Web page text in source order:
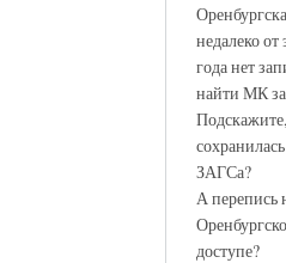
недалеко
года нет
найти МК за
ЗАГСа?
А перепись
доступе?